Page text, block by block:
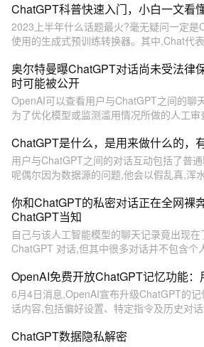
ChatGPT科普快速入门，小白一文看懂
2023上半年什么话题最火?毫无疑问一定是
使用的生成式预训练转换器。其中,Chat代
奥尔特曼曝ChatGPT对话尚未受法律
时可能被公开
OpenAI可以查看用户与ChatGPT之间的聊
为了优化模型或监测滥用情况所做的人工审
ChatGPT是什么，是用来做什么的，
用户与ChatGPT之间的对话互动包括了普
呢偶尔因为数据源的问题,他会以假乱真,浑
你和ChatGPT的私密对话正在全网裸
ChatGPT当知
自己与该人工智能模型的聊天记录竟出现
ChatGPT 对话,但其中很多对话并不包含个
OpenAI免费开放ChatGPT记忆功能
6月4日消息,OpenAI宣布升级ChatGPT的
话内容,包括偏好设置、特定指令及历史对
ChatGPT数据隐私解密